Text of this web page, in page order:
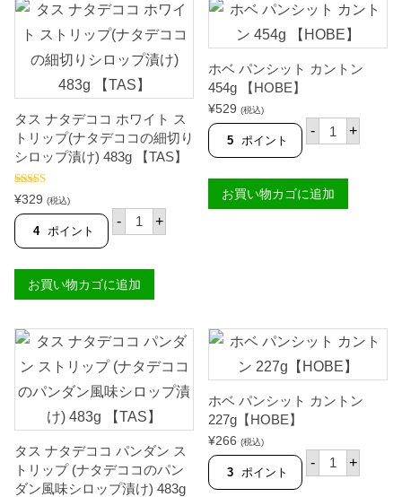
E
】
個
ビ
ホ
ン
パ
ン
シ
ッ
ト
2
2
7
g
O
個
ビ
ホ
ン
ン
5
【
H
O
タス ナタデココ ホワイト ス
トリップ(ナタデココの細切り
シロップ漬け) 483g 【TAS】
5段階
中3.00
の評価
¥329 (税込)
4 ポイント
- タ
ス
デ
コ
コ
ワ
イ
ト
ス
ト
リ
ッ
プ
(
ナ
タ
デ
+
お買い物カゴに追加
ホベ パンシット カントン
454g 【HOBE】
¥529 (税込)
5 ポイント
- ホ
ベ
シ
ッ
ト
【
H
O
B
E
】
+
お買い物カゴに追加
タス ナタデココ パンダン ス
トリップ (ナタデココのパン
ダン風味シロップ漬け) 483g
ホベ パンシット カントン
227g【HOBE】
¥266 (税込)
3 ポイント
- ホ
ベ
+